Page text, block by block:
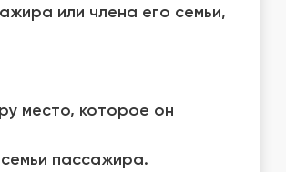
или члена его семьи,
место, которое он
пассажира.